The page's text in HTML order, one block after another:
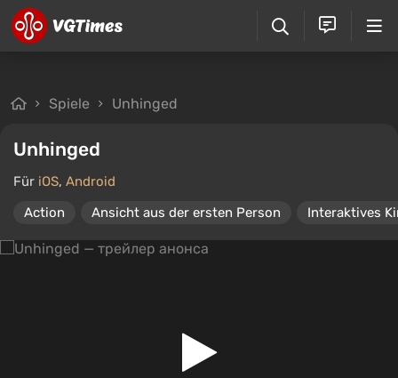
Spiele Unhinged
Unhinged
Für iOS, Android
Action
Ansicht aus der ersten Person Interaktives